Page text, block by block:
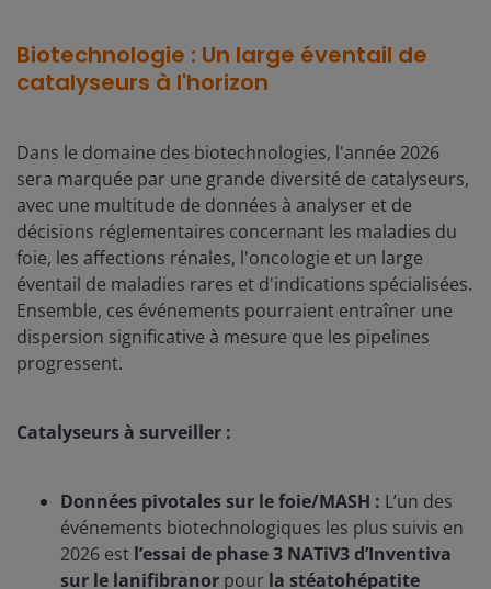
Biotechnologie : Un large éventail de
catalyseurs à l'horizon
Dans le domaine des biotechnologies, l'année 2026
sera marquée par une grande diversité de catalyseurs,
avec une multitude de données à analyser et de
décisions réglementaires concernant les maladies du
foie, les affections rénales, l'oncologie et un large
éventail de maladies rares et d'indications spécialisées.
Ensemble, ces événements pourraient entraîner une
dispersion significative à mesure que les pipelines
progressent.
Catalyseurs à surveiller :
Données pivotales sur le foie/MASH : L’un des
événements biotechnologiques les plus suivis en
2026 est l’essai de phase 3 NATiV3 d’Inventiva
sur le lanifibranor pour la stéatohépatite